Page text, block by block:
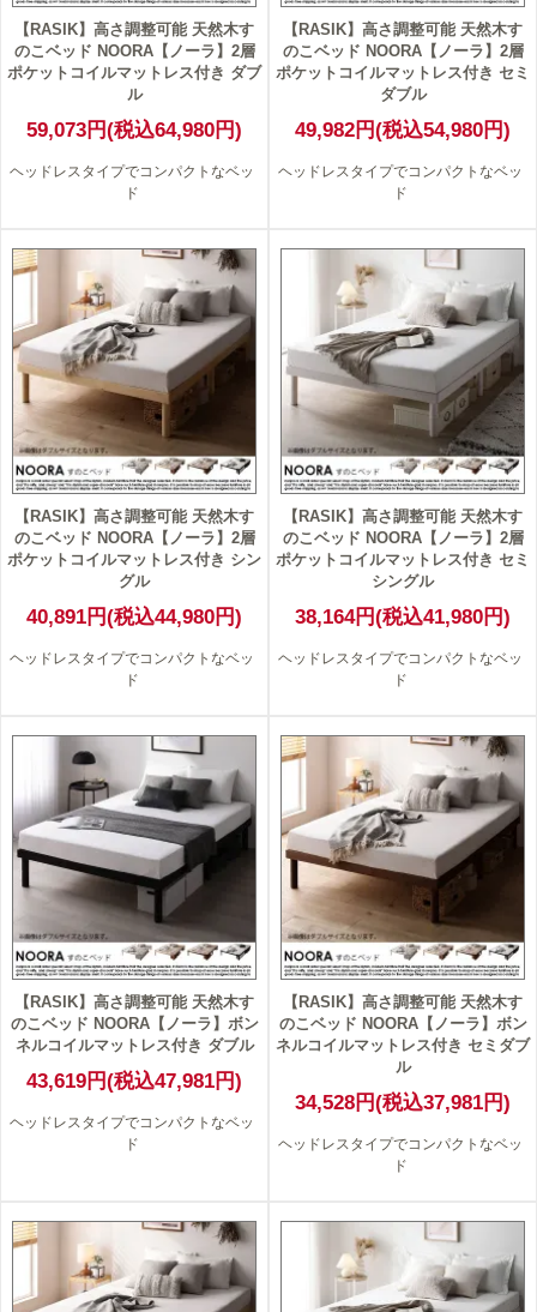
【RASIK】高さ調整可能 天然木す
のこベッド NOORA【ノーラ】2層
ポケットコイルマットレス付き ダブ
ル
59,073円(税込64,980円)
ヘッドレスタイプでコンパクトなベッ
ド
【RASIK】高さ調整可能 天然木す
のこベッド NOORA【ノーラ】2層
ポケットコイルマットレス付き セミ
ダブル
49,982円(税込54,980円)
ヘッドレスタイプでコンパクトなベッ
ド
【RASIK】高さ調整可能 天然木す
のこベッド NOORA【ノーラ】2層
ポケットコイルマットレス付き シン
グル
40,891円(税込44,980円)
ヘッドレスタイプでコンパクトなベッ
ド
【RASIK】高さ調整可能 天然木す
のこベッド NOORA【ノーラ】2層
ポケットコイルマットレス付き セミ
シングル
38,164円(税込41,980円)
ヘッドレスタイプでコンパクトなベッ
ド
【RASIK】高さ調整可能 天然木す
のこベッド NOORA【ノーラ】ボン
ネルコイルマットレス付き ダブル
43,619円(税込47,981円)
ヘッドレスタイプでコンパクトなベッ
ド
【RASIK】高さ調整可能 天然木す
のこベッド NOORA【ノーラ】ボン
ネルコイルマットレス付き セミダブ
ル
34,528円(税込37,981円)
ヘッドレスタイプでコンパクトなベッ
ド